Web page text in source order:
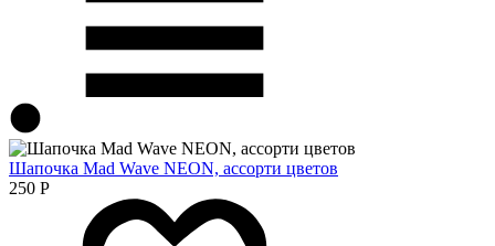
Шапочка Mad Wave NEON, ассорти цветов
250 Р